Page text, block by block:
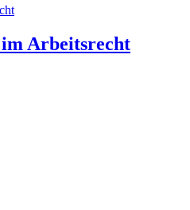
Arbeitsrecht